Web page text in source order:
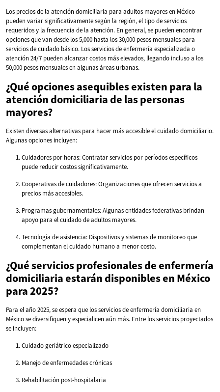
Los precios de la atención domiciliaria para adultos mayores en México
pueden variar significativamente según la región, el tipo de servicios
requeridos y la frecuencia de la atención. En general, se pueden encontrar
opciones que van desde los 5,000 hasta los 30,000 pesos mensuales para
servicios de cuidado básico. Los servicios de enfermería especializada o
atención 24/7 pueden alcanzar costos más elevados, llegando incluso a los
50,000 pesos mensuales en algunas áreas urbanas.
¿Qué opciones asequibles existen para la
atención domiciliaria de las personas
mayores?
Existen diversas alternativas para hacer más accesible el cuidado domiciliario.
Algunas opciones incluyen:
Cuidadores por horas: Contratar servicios por períodos específicos
puede reducir costos significativamente.
Cooperativas de cuidadores: Organizaciones que ofrecen servicios a
precios más accesibles.
Programas gubernamentales: Algunas entidades federativas brindan
apoyo para el cuidado de adultos mayores.
Tecnología de asistencia: Dispositivos y sistemas de monitoreo que
complementan el cuidado humano a menor costo.
¿Qué servicios profesionales de enfermería
domiciliaria estarán disponibles en México
para 2025?
Para el año 2025, se espera que los servicios de enfermería domiciliaria en
México se diversifiquen y especialicen aún más. Entre los servicios proyectados
se incluyen:
Cuidado geriátrico especializado
Manejo de enfermedades crónicas
Rehabilitación post-hospitalaria